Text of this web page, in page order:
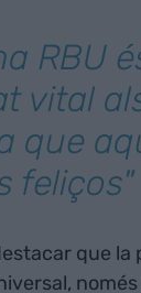
RBU
vital
que
feliços"
que